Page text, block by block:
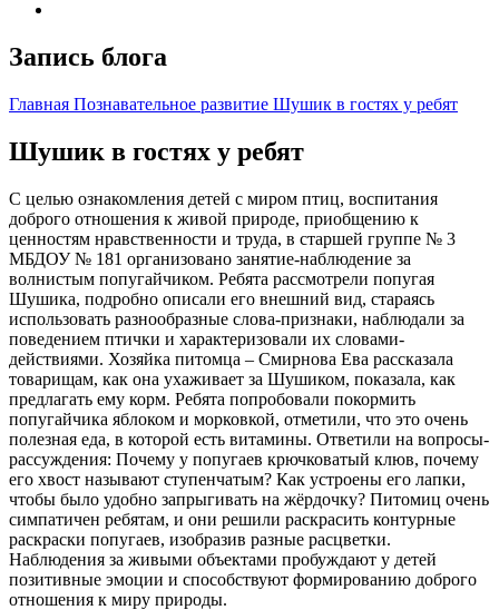
Запись блога
Главная Познавательное развитие Шушик в гостях у ребят
Шушик в гостях у ребят
С целью ознакомления детей с миром птиц, воспитания
доброго отношения к живой природе, приобщению к
ценностям нравственности и труда, в старшей группе № 3
МБДОУ № 181 организовано занятие-наблюдение за
волнистым попугайчиком. Ребята рассмотрели попугая
Шушика, подробно описали его внешний вид, стараясь
использовать разнообразные слова-признаки, наблюдали за
поведением птички и характеризовали их словами-
действиями. Хозяйка питомца – Смирнова Ева рассказала
товарищам, как она ухаживает за Шушиком, показала, как
предлагать ему корм. Ребята попробовали покормить
попугайчика яблоком и морковкой, отметили, что это очень
полезная еда, в которой есть витамины. Ответили на вопросы-
рассуждения: Почему у попугаев крючковатый клюв, почему
его хвост называют ступенчатым? Как устроены его лапки,
чтобы было удобно запрыгивать на жёрдочку? Питомиц очень
симпатичен ребятам, и они решили раскрасить контурные
раскраски попугаев, изобразив разные расцветки.
Наблюдения за живыми объектами пробуждают у детей
позитивные эмоции и способствуют формированию доброго
отношения к миру природы.